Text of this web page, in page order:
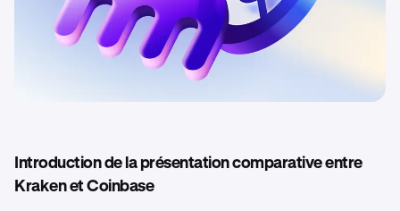
Introduction de la présentation comparative entre
Kraken et Coinbase